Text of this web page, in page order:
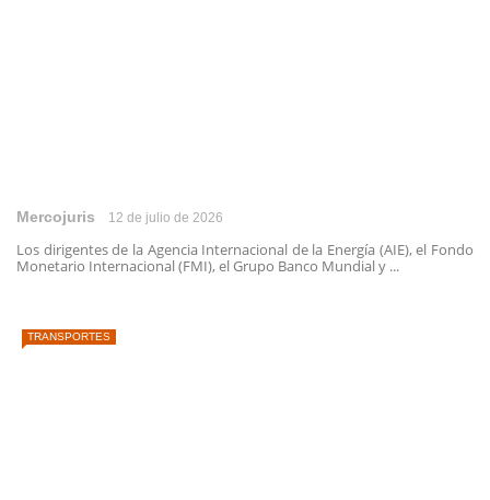
Mercojuris 12 de julio de 2026
Los dirigentes de la Agencia Internacional de la Energía (AIE), el Fondo
Monetario Internacional (FMI), el Grupo Banco Mundial y ...
TRANSPORTES